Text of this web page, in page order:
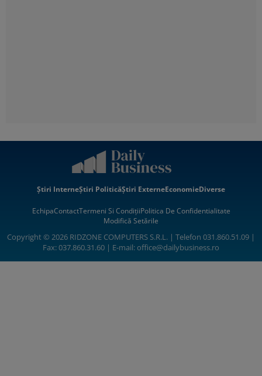
Știri InterneȘtiri PoliticăȘtiri ExterneEconomieDiverse
EchipaContactTermeni Si CondițiiPolitica De Confidentialitate
Modifică Setările
Copyright © 2026 RIDZONE COMPUTERS S.R.L. | Telefon 031.860.51.09 |
Fax: 037.860.31.60 | E-mail:office@dailybusiness.ro